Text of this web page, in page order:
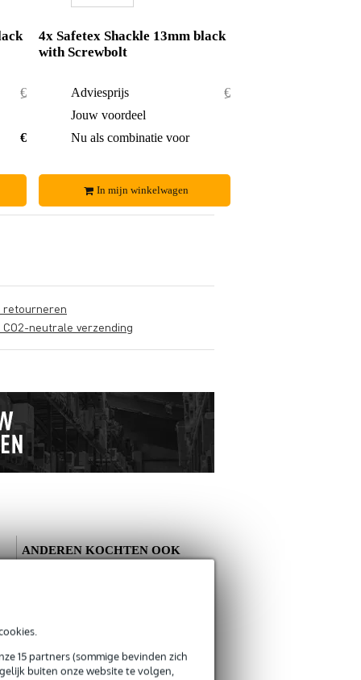
15 partners (sommige bevinden zich
buiten onze website te volgen,
€ 22,80
€ 21,45
4x Safetex Shackle 13mm black
with Screwbolt
Adviesprijs
€ 45,60
Jouw voordeel
Nu als combinatie voor
In mijn winkelwagen
retourneren
CO2-neutrale verzending
Er zijn nog geen reviews voor dit product.
ANDEREN KOCHTEN OOK
SKB iSeries 1309-6